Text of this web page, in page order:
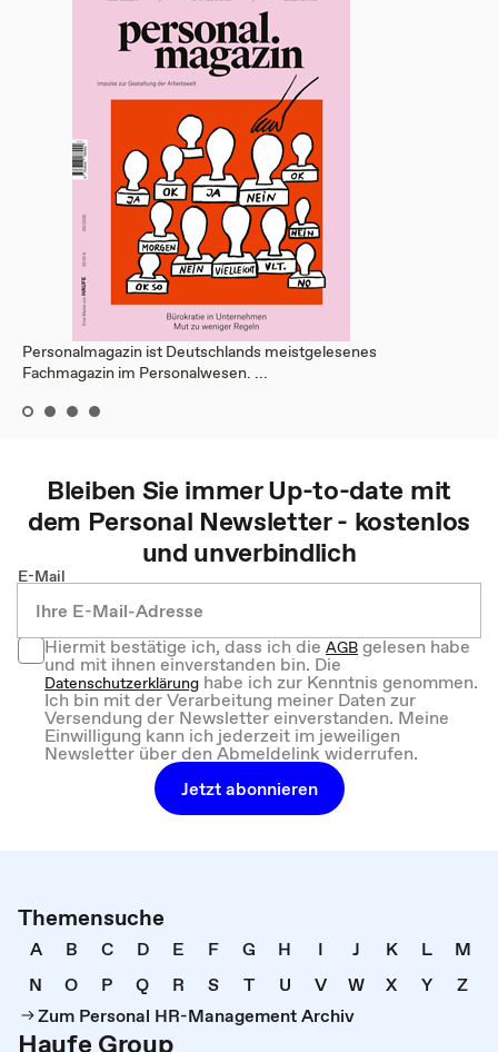
Personalmagazin ist Deutschlands meistgelesenes
Fachmagazin im Personalwesen. ...
Bleiben Sie immer Up-to-date mit
dem Personal Newsletter - kostenlos
und unverbindlich
E-Mail
Hiermit bestätige ich, dass ich dieAGBgelesen habe
und mit ihnen einverstanden bin. Die
Datenschutzerklärung habe ich zur Kenntnis genommen.
Ich bin mit der Verarbeitung meiner Daten zur
Versendung der Newsletter einverstanden. Meine
Einwilligung kann ich jederzeit im jeweiligen
Newsletter über den Abmeldelink widerrufen.
Jetzt abonnieren
Themensuche
A B C D E F G H I J K L
M
N
O P Q R S T U V W X Y
Z
Zum Personal HR-Management Archiv
Haufe Group